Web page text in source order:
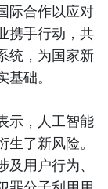
际合作以应对
携手行动，共
统，为国家新
础。
示，人工智能
了新风险。
用户行为、